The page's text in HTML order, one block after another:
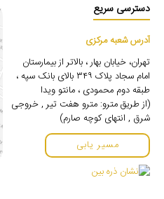
دسترسی سریع
آدرس شعبه مرکزی
تهران، خیابان بهار ، بالاتر از بیمارستان
امام سجاد پلاک ۳۴۹ بالای بانک سپه ،
طبقه دوم محمودی ، مانتو ویدا
(از طریق مترو: مترو هفت تیر , خروجی
شرق , انتهای کوچه صارم)
مسیر یابی